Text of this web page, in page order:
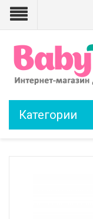
Категории